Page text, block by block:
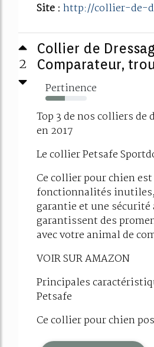
Site : http://collier-de-
2
Collier de
Comparateur,
Pertinence
47%
Top 3 de nos colliers de
en 2017
Le collier Petsafe
Ce collier pour chien
fonctionnalités
garantie et une sécurité
garantissent des
avec votre animal de
VOIR SUR AMAZON
Principales
Petsafe
Ce collier pour chien